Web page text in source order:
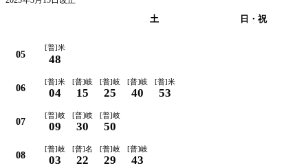
土 日・祝
05
[普]米
48
06
[普]米
04
[普]岐
15
[普]岐
25
[普]岐
40
[普]米
53
07
[普]岐
09
[普]岐
30
[普]岐
50
08
[普]岐
03
[普]名
22
[普]岐
29
[普]岐
43